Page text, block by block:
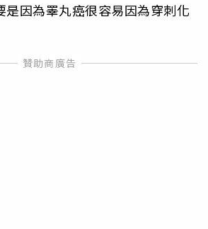
是因為睪丸癌很容易因為穿刺化